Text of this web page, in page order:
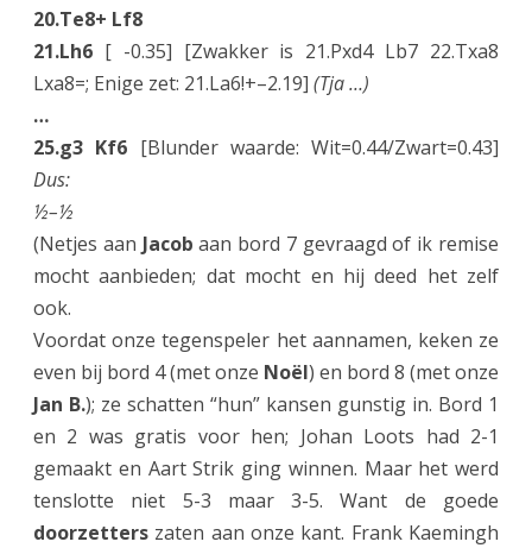
20.Te8+ Lf8
21.Lh6 [ -0.35] [Zwakker is 21.Pxd4 Lb7 22.Txa8
Lxa8=; Enige zet: 21.La6!+–2.19] (Tja …)
…
25.g3 Kf6 [Blunder waarde: Wit=0.44/Zwart=0.43]
Dus:
½–½
(Netjes aan Jacobaan bord 7 gevraagd of ik remise
mocht aanbieden; dat mocht en hij deed het zelf
ook.
Voordat onze tegenspeler het aannamen, keken ze
even bij bord 4 (met onze Noël) en bord 8 (met onze
Jan B.); ze schatten “hun” kansen gunstig in. Bord 1
en 2 was gratis voor hen; Johan Loots had 2-1
gemaakt en Aart Strik ging winnen. Maar het werd
tenslotte niet 5-3 maar 3-5. Want de goede
doorzetters zaten aan onze kant. Frank Kaemingh